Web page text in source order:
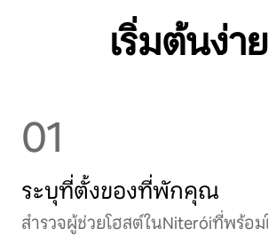
เริ่มต้นง่า
01
ระบุที่ตั้งของที่พักคุณ
สำรวจผู้ช่วยโฮสต์ในNiteróiที่พร้อม